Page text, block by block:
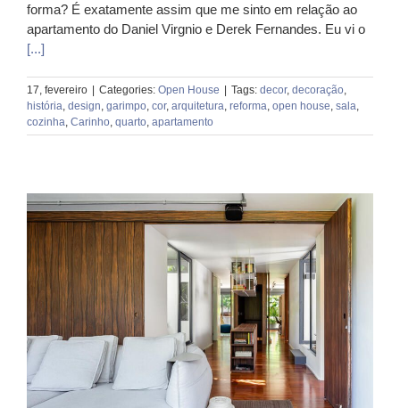
forma? É exatamente assim que me sinto em relação ao
apartamento do Daniel Virgnio e Derek Fernandes. Eu vi o
[...]
17, fevereiro | Categories: Open House | Tags: decor, decoração
história design garimpo cor, arquitetura reforma open house sala
cozinha Carinho quarto apartamento